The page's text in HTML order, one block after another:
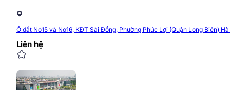
Ô đất No15 và No16, KĐT Sài Đồng, Phường Phúc Lợi (Quận Long Biên)
Liên hệ